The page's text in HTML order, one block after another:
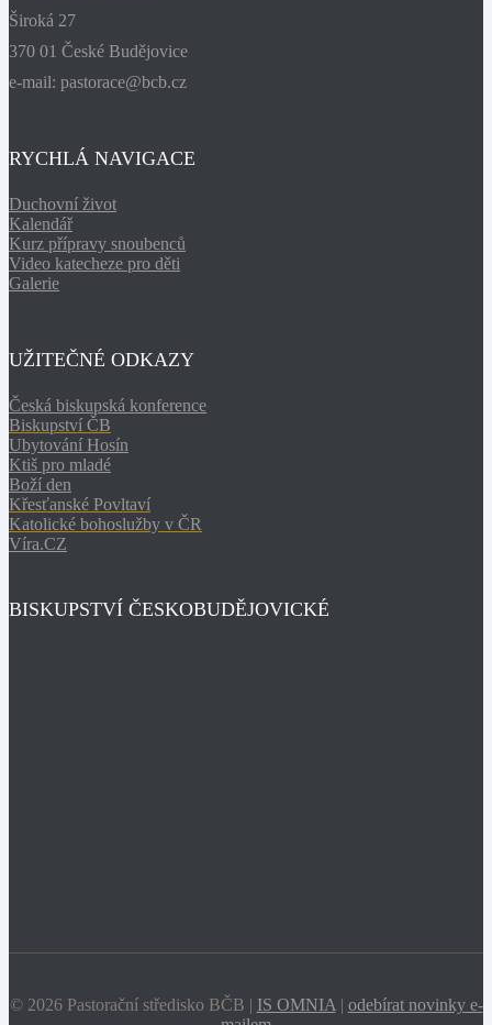
Široká 27
370 01 České Budějovice
e-mail: pastorace@bcb.cz
RYCHLÁ NAVIGACE
Duchovní život
Kalendář
Kurz přípravy snoubenců
Video katecheze pro děti
Galerie
UŽITEČNÉ ODKAZY
Česká biskupská konference
Biskupství ČB
Ubytování Hosín
Ktiš pro mladé
Boží den
Křesťanské Povltaví
Katolické bohoslužby v ČR
Víra.CZ
BISKUPSTVÍ ČESKOBUDĚJOVICKÉ
© 2026 Pastorační středisko BČB | IS OMNIA | odebírat novinky e-